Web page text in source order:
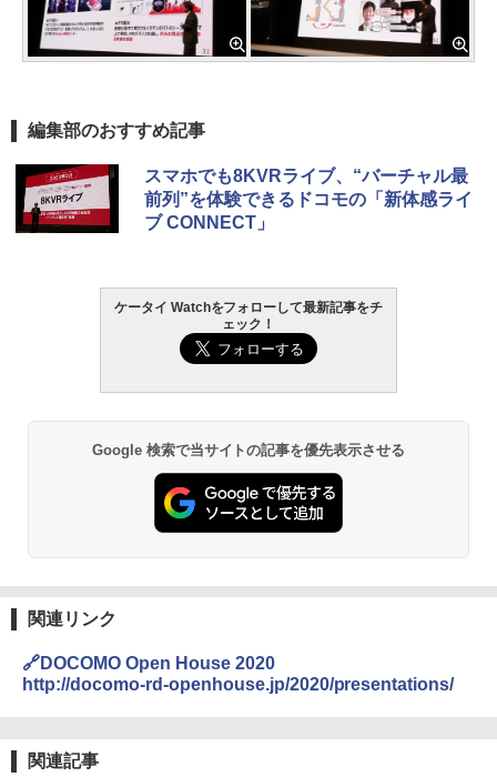
編集部のおすすめ記事
スマホでも8KVRライブ、“バーチャル最
前列”を体験できるドコモの「新体感ライ
ブ CONNECT」
ケータイ Watchをフォローして最新記事をチ
ェック！
Google 検索で当サイトの記事を優先表示させる
関連リンク
🔗DOCOMO Open House 2020
http://docomo-rd-openhouse.jp/2020/presentations/
関連記事